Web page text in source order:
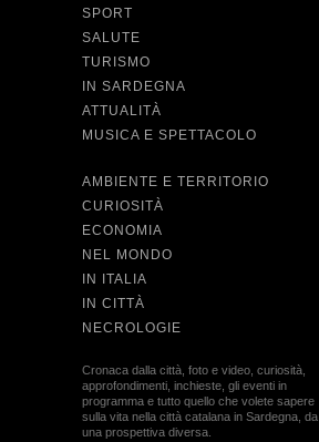
SPORT
SALUTE
TURISMO
IN SARDEGNA
ATTUALITÀ
MUSICA E SPETTACOLO
AMBIENTE E TERRITORIO
CURIOSITÀ
ECONOMIA
NEL MONDO
IN ITALIA
IN CITTÀ
NECROLOGIE
Cronaca dalla città, foto e video, curiosità,
approfondimenti, inchieste, gli eventi in
programma e tutto quello che volete sapere
sulla vita nella città catalana in Sardegna, da
una prospettiva diversa.